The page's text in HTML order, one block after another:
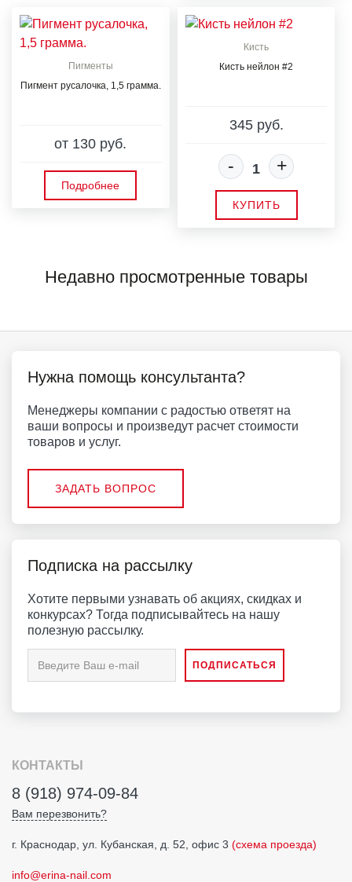
Пигменты
Пигмент русалочка, 1,5 грамма.
от 130 руб.
Подробнее
Кисть
Кисть нейлон #2
345 руб.
- +
КУПИТЬ
Недавно просмотренные товары
Нужна помощь консультанта?
Менеджеры компании с радостью ответят на
ваши вопросы и произведут расчет стоимости
товаров и услуг.
ЗАДАТЬ ВОПРОС
Подписка на рассылку
Хотите первыми узнавать об акциях, скидках и
конкурсах? Тогда подписывайтесь на нашу
полезную рассылку.
КОНТАКТЫ
8 (918) 974-09-84
Вам перезвонить?
г. Краснодар, ул. Кубанская, д. 52, офис 3 (схема проезда)
info@erina-nail.com